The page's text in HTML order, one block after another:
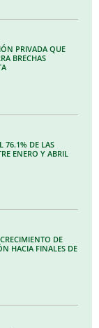
PRIVADA QUE
BRECHAS
76.1% DE LAS
ENERO Y ABRIL
DE
HACIA FINALES DE